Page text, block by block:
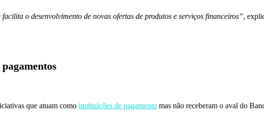
o desenvolvimento de novas ofertas de produtos e serviços financeiros”,
que atuam comoinstituições de pagamento mas não receberam o aval do